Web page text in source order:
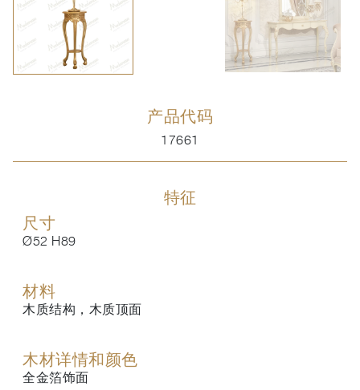
产品代码
17661
特征
尺寸
Ø52 H89
材料
木质结构，木质顶面
木材详情和颜色
全金箔饰面